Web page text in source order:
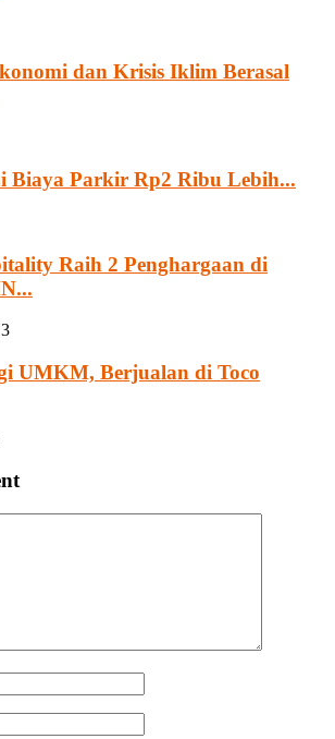
dan Krisis Iklim Berasal
Biaya Parkir Rp2 Ribu Lebih...
Raih 2 Penghargaan di
UMKM, Berjualan di Toco